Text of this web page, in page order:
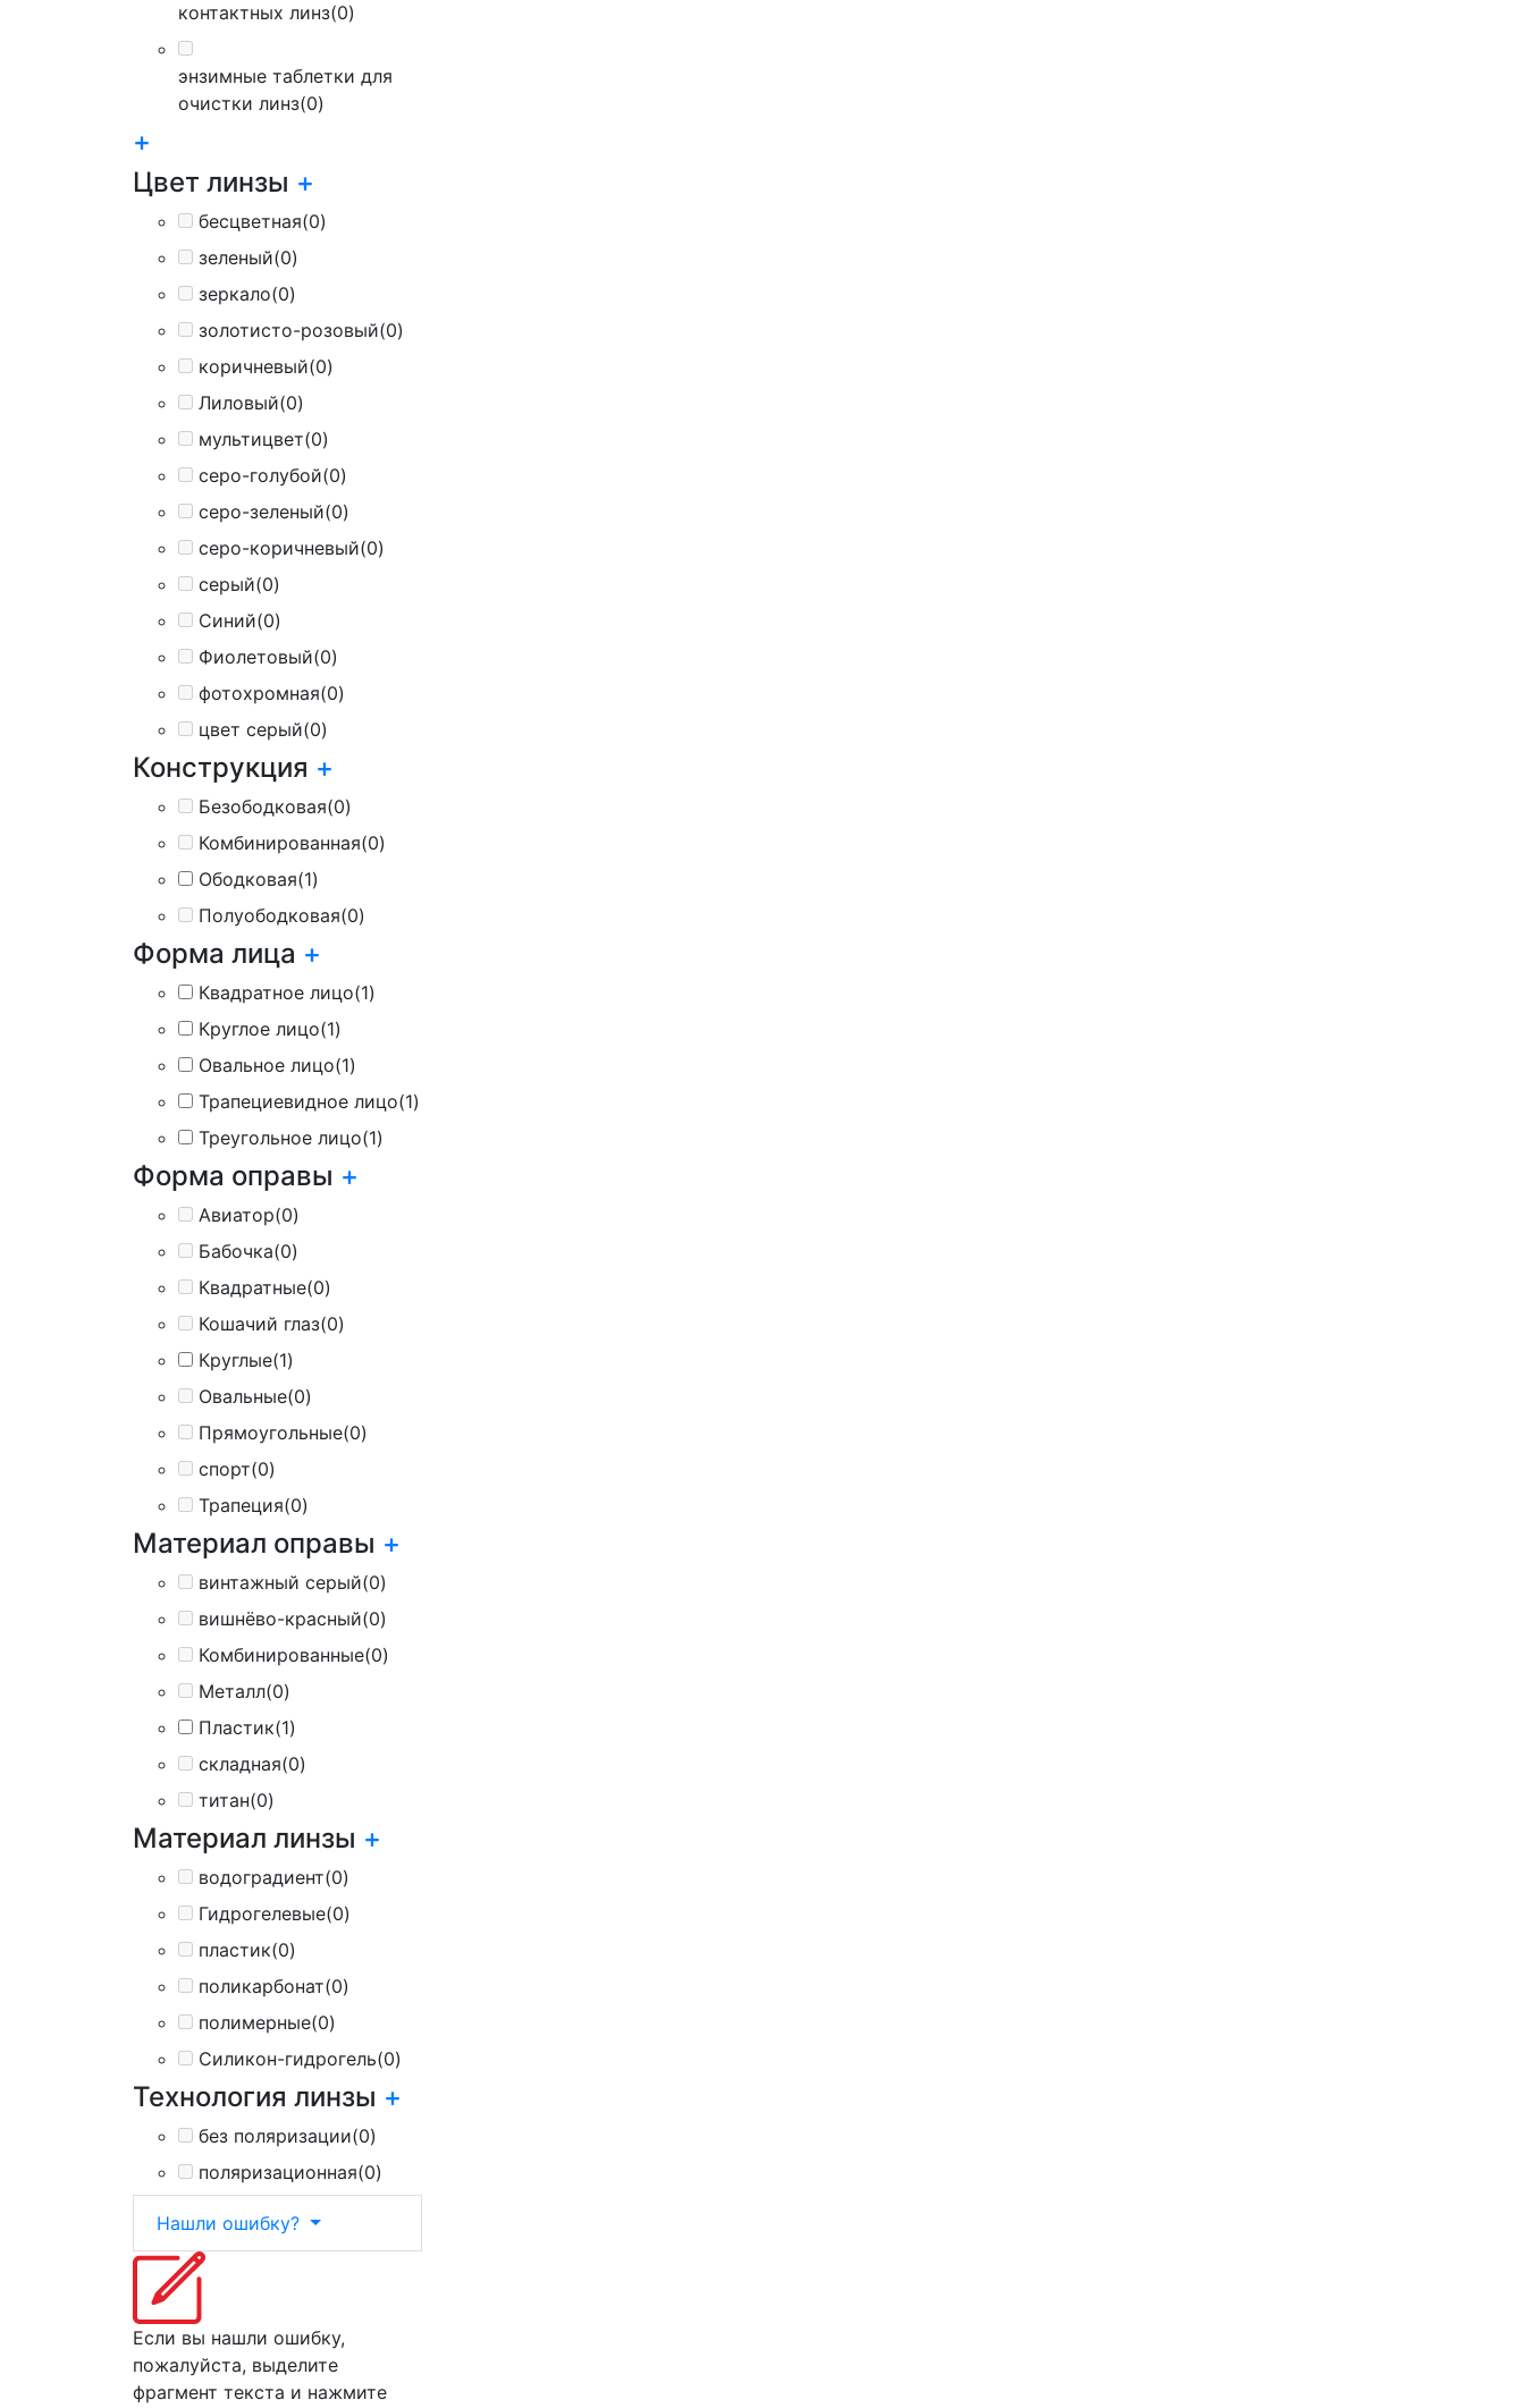
контактных линз(0)
энзимные таблетки для
очистки линз(0)
+
Цвет линзы +
бесцветная(0)
зеленый(0)
зеркало(0)
золотисто-розовый(0)
коричневый(0)
Лиловый(0)
мультицвет(0)
серо-голубой(0)
серо-зеленый(0)
серо-коричневый(0)
серый(0)
Синий(0)
Фиолетовый(0)
фотохромная(0)
цвет серый(0)
Конструкция +
Безободковая(0)
Комбинированная(0)
Ободковая(1)
Полуободковая(0)
Форма лица +
Квадратное лицо(1)
Круглое лицо(1)
Овальное лицо(1)
Трапециевидное лицо(1)
Треугольное лицо(1)
Форма оправы +
Авиатор(0)
Бабочка(0)
Квадратные(0)
Кошачий глаз(0)
Круглые(1)
Овальные(0)
Прямоугольные(0)
спорт(0)
Трапеция(0)
Материал оправы +
винтажный серый(0)
вишнёво-красный(0)
Комбинированные(0)
Металл(0)
Пластик(1)
складная(0)
титан(0)
Материал линзы +
водоградиент(0)
Гидрогелевые(0)
пластик(0)
поликарбонат(0)
полимерные(0)
Силикон-гидрогель(0)
Технология линзы +
без поляризации(0)
поляризационная(0)
Нашли ошибку?
Если вы нашли ошибку,
пожалуйста, выделите
фрагмент текста и нажмите